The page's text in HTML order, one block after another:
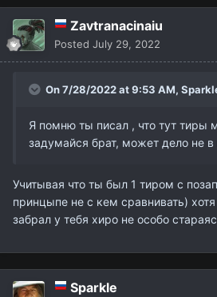
Zavtranacinaiu
Posted July 29, 2022
On 7/28/2022 at 9:53 AM,
Я помню ты писал , что тут тиры
задумайся брат, может дело не
Учитывая что ты был 1 тиром с
принцыпе не с кем сравнивать)
забрал у тебя хиро не особо
Sparkle